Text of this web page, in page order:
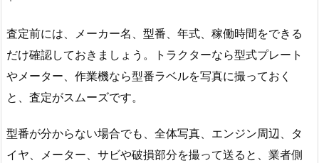
査定前には、メーカー名、型番、年式、稼働時間をできる
だけ確認しておきましょう。トラクターなら型式プレート
やメーター、作業機なら型番ラベルを写真に撮っておく
と、査定がスムーズです。
型番が分からない場合でも、全体写真、エンジン周辺、タ
イヤ、メーター、サビや破損部分を撮って送ると、業者側